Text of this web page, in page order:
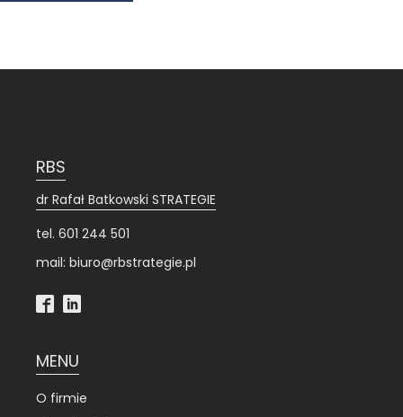
RBS
dr Rafał Batkowski STRATEGIE
tel. 601 244 501
mail: biuro@rbstrategie.pl
MENU
O firmie